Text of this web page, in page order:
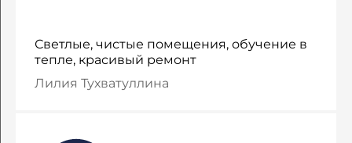
Светлые, чистые помещения, обучение в
тепле, красивый ремонт
​Лилия Тухватуллина